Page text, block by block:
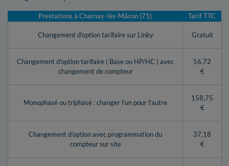
Prestations à Charnay-lès-Mâcon (71) Tarif TTC
Changement d'option tarifaire sur Linky Gratuit
Changement d'option tarifaire ( Base ou HP/HC ) avec
changement de compteur
56,72
€
Monophasé ou triphasé : changer l'un pour l'autre
158,75
€
Changement d'option avec programmation du
compteur sur site
37,18
€